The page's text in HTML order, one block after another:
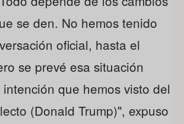
se den. No hemos tenido
oficial, hasta el
se prevé esa situación
que hemos visto del
(Donald Trump)", expuso